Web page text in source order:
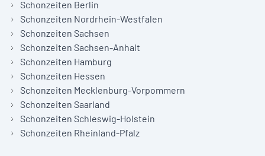
Schonzeiten Berlin
Schonzeiten Nordrhein-Westfalen
Schonzeiten Sachsen
Schonzeiten Sachsen-Anhalt
Schonzeiten Hamburg
Schonzeiten Hessen
Schonzeiten Mecklenburg-Vorpommern
Schonzeiten Saarland
Schonzeiten Schleswig-Holstein
Schonzeiten Rheinland-Pfalz